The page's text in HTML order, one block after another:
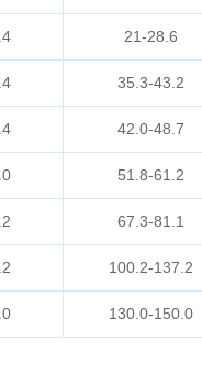
21-28.6
35.3-43.2
42.0-48.7
51.8-61.2
67.3-81.1
100.2-137.2
130.0-150.0